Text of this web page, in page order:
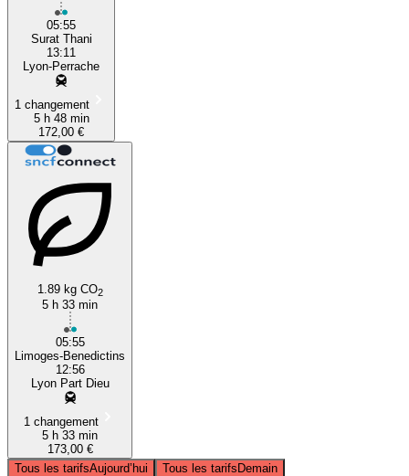
05:55
Surat Thani
13:11
Lyon-Perrache
1 changement
5 h 48 min
172,00 €
1.89 kg CO2
5 h 33 min
05:55
Limoges-Benedictins
12:56
Lyon Part Dieu
1 changement
5 h 33 min
173,00 €
Tous les tarifsAujourd’hui Tous les tarifsDemain